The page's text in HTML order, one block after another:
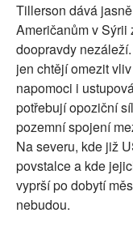
Tillerson dává
Američanům v
doopravdy
jen chtějí omezit
napomoci i
potřebují opoziční
pozemní spojení
Na severu, kde již
povstalce a kde
vyprší po dobytí
nebudou.